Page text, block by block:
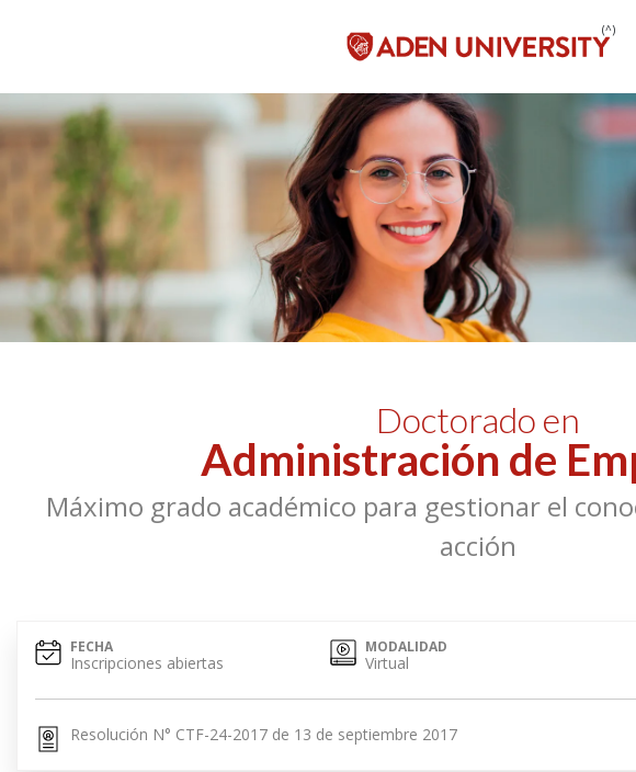
(^)
Doctorado en
Administración de
Máximo grado académico para gestionar el
acción
FECHA
Inscripciones abiertas
MODALIDAD
Virtual
Resolución N° CTF-24-2017 de 13 de septiembre 2017